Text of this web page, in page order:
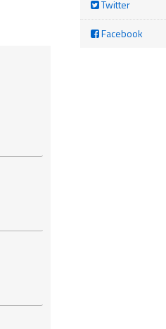
Twitter
Facebook